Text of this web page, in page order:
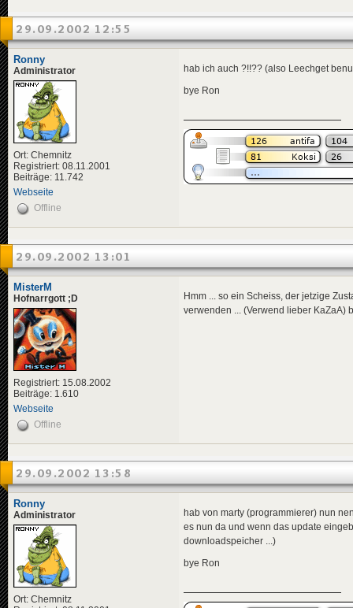
29.09.2002 12:55
Ronny
Administrator
Ort: Chemnitz
Registriert: 08.11.2001
Beiträge: 11.742
Webseite
hab ich auch ?!!?? (also Leechget
bye Ron
Offline
29.09.2002 13:01
MisterM
Hofnarrgott ;D
Registriert: 15.08.2002
Beiträge: 1.610
Webseite
Hmm ... so ein Scheiss, der jetzige
verwenden ... (Verwend lieber KaZaA)
Offline
29.09.2002 13:58
Ronny
Administrator
Ort: Chemnitz
hab von marty (programmierer) nun
es nun da und wenn das update
downloadspeicher ...)
bye Ron